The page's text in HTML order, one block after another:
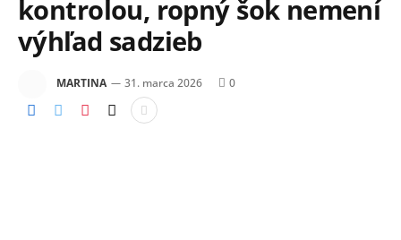
kontrolou, ropný šok nemení
výhľad sadzieb
MARTINA 31. marca 2026 0